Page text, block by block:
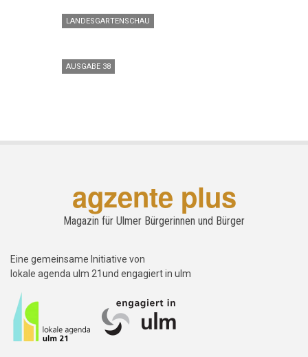
LANDESGARTENSCHAU
AUSGABE 38
agzente plus
Magazin für Ulmer Bürgerinnen und Bürger
Eine gemeinsame Initiative von
lokale agenda ulm 21und engagiert in ulm